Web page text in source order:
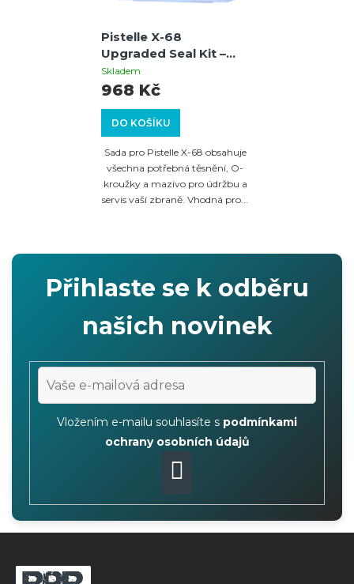
Pistelle X-68
Upgraded Seal Kit –
kompletní sada
těsnění, O-kroužků a
GEN2
Skladem
DO KOŠÍKU
968 Kč
Sada pro Pistelle X-68 obsahuje
všechna potřebná těsnění, O-
kroužky a mazivo pro údržbu a
servis vaší zbraně. Vhodná pro...
Přihlaste se k odběru
našich novinek
Vložením e-mailu souhlasíte s podmínkami
ochrany osobních údajů
PŘIHLÁSIT
SE